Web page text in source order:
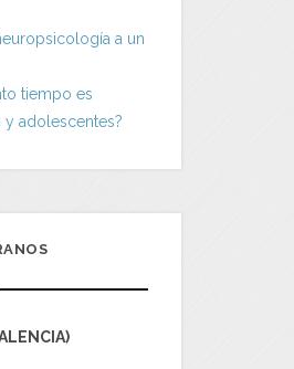
a un
tiempo es
adolescentes?